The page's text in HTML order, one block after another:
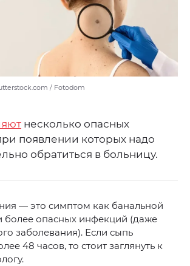
/ Fotodom
несколько опасных
появлении которых надо
обратиться в больницу.
— это симптом как банальной
более опасных инфекций (даже
заболевания). Если сыпь
48 часов, то стоит заглянуть к